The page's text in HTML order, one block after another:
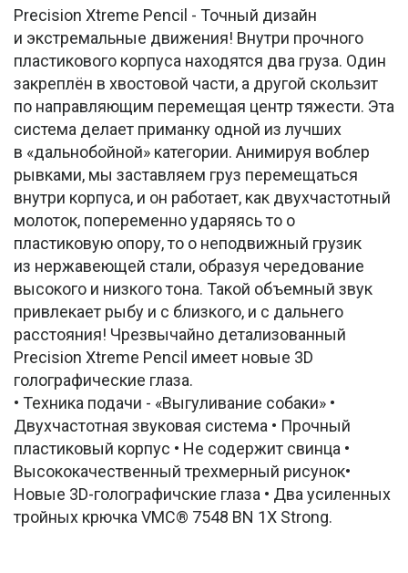
Precision Xtreme Pencil - Точный дизайн
и экстремальные движения! Внутри прочного
пластикового корпуса находятся два груза. Один
закреплён в хвостовой части, а другой скользит
по направляющим перемещая центр тяжести. Эта
система делает приманку одной из лучших
в «дальнобойной» категории. Анимируя воблер
рывками, мы заставляем груз перемещаться
внутри корпуса, и он работает, как двухчастотный
молоток, попеременно ударяясь то о
пластиковую опору, то о неподвижный грузик
из нержавеющей стали, образуя чередование
высокого и низкого тона. Такой объемный звук
привлекает рыбу и с близкого, и с дальнего
расстояния! Чрезвычайно детализованный
Precision Xtreme Pencil имеет новые 3D
голографические глаза.
• Техника подачи - «Выгуливание собаки» •
Двухчастотная звуковая система • Прочный
пластиковый корпус • Не содержит свинца •
Высококачественный трехмерный рисунок•
Новые 3D-голографичские глаза • Два усиленных
тройных крючка VMC® 7548 BN 1X Strong.